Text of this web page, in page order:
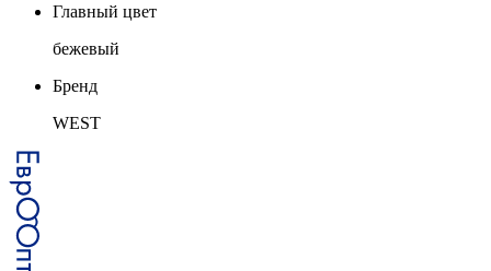
Главный цвет
бежевый
Бренд
WEST